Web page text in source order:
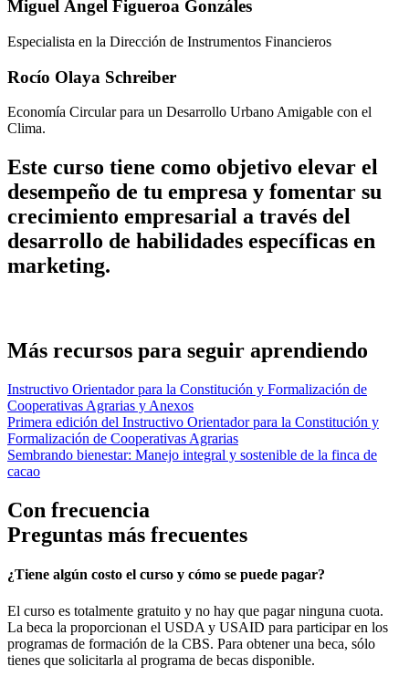
Miguel Ángel Figueroa Gonzáles
Especialista en la Dirección de Instrumentos Financieros
Rocío Olaya Schreiber
Economía Circular para un Desarrollo Urbano Amigable con el
Clima.
Este curso tiene como objetivo elevar el
desempeño de tu empresa y fomentar su
crecimiento empresarial a través del
desarrollo de habilidades específicas en
marketing.
Más recursos para seguir aprendiendo
Instructivo Orientador para la Constitución y Formalización de
Cooperativas Agrarias y Anexos
Primera edición del Instructivo Orientador para la Constitución y
Formalización de Cooperativas Agrarias
Sembrando bienestar: Manejo integral y sostenible de la finca de
cacao
Con frecuencia
Preguntas más frecuentes
¿Tiene algún costo el curso y cómo se puede pagar?
El curso es totalmente gratuito y no hay que pagar ninguna cuota.
La beca la proporcionan el USDA y USAID para participar en los
programas de formación de la CBS. Para obtener una beca, sólo
tienes que solicitarla al programa de becas disponible.